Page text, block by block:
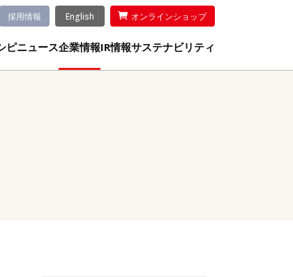
採用情報 English オンラインショップ
ピニュース企業情報IR情報サステナビリティ